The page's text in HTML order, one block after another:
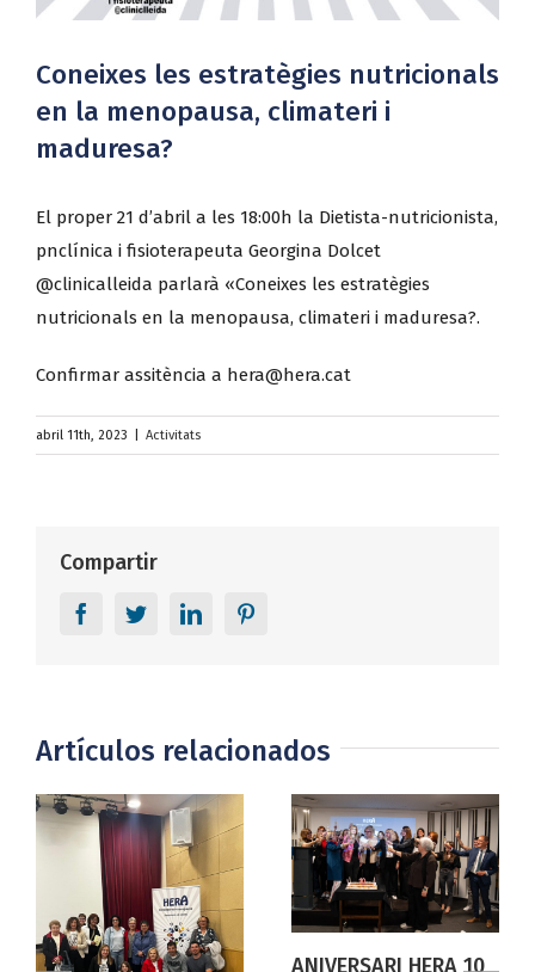
Coneixes les estratègies nutricionals
en la menopausa, climateri i
maduresa?
El proper 21 d’abril a les 18:00h la Dietista-nutricionista,
pnclínica i fisioterapeuta Georgina Dolcet
@clinicalleida parlarà «Coneixes les estratègies
nutricionals en la menopausa, climateri i maduresa?.
Confirmar assitència a hera@hera.cat
abril 11th, 2023 Activitats
Compartir
FacebookTwitterLinkedIn
Artículos relacionados
ANIVERSARI HERA 10